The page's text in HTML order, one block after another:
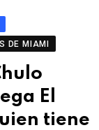
DE MIAMI
El
tiene